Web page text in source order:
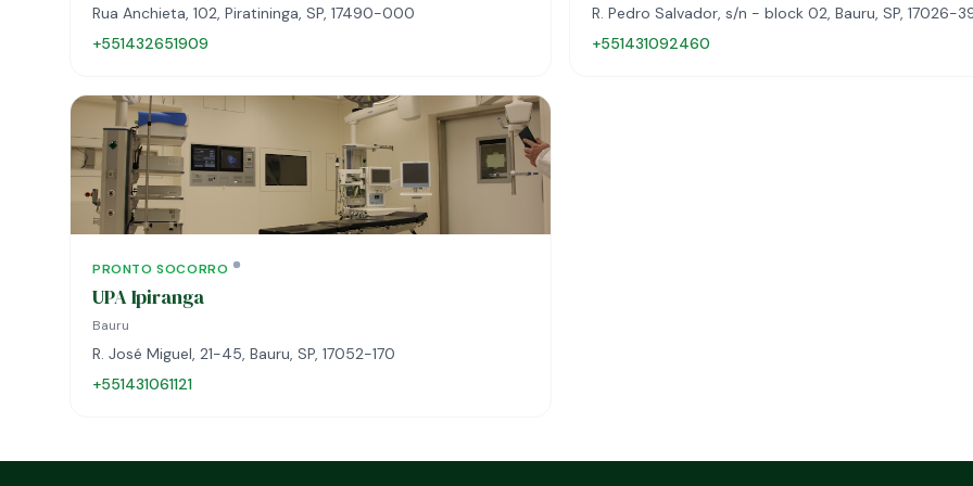
Rua Anchieta, 102, Piratininga, SP, 17490-000
+551432651909
R. Pedro Salvador, s/n - block 02, Bauru, SP, 17026-
+551431092460
PRONTO SOCORRO
UPA Ipiranga
Bauru
R. José Miguel, 21-45, Bauru, SP, 17052-170
+551431061121